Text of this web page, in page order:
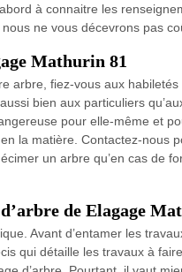
à connaitre les
ne vous décevrons pas
Mathurin 81
arbre, fiez-vous aux
bien aux particuliers
pour elle-même et
la matière. Contactez-nous
un arbre qu’en cas de
de Elagage
Avant d’entamer les
qui détaille les travaux à